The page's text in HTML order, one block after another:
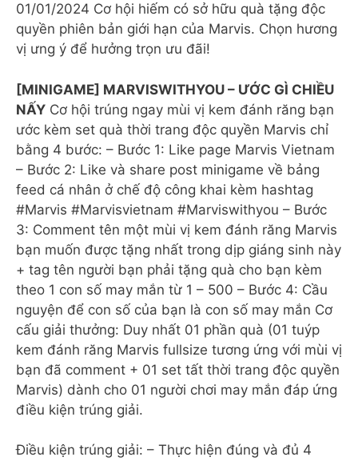
01/01/2024 Cơ hội hiếm có sở hữu quà tặng độc
quyền phiên bản giới hạn của Marvis. Chọn hương
vị ưng ý để hưởng trọn ưu đãi!
[MINIGAME] MARVISWITHYOU – ƯỚC GÌ CHIỀU
NẤY Cơ hội trúng ngay mùi vị kem đánh răng bạn
ước kèm set quà thời trang độc quyền Marvis chỉ
bằng 4 bước: – Bước 1: Like page Marvis Vietnam
– Bước 2: Like và share post minigame về bảng
feed cá nhân ở chế độ công khai kèm hashtag
#Marvis #Marvisvietnam #Marviswithyou – Bước
3: Comment tên một mùi vị kem đánh răng Marvis
bạn muốn được tặng nhất trong dịp giáng sinh này
+ tag tên người bạn phải tặng quà cho bạn kèm
theo 1 con số may mắn từ 1 – 500 – Bước 4: Cầu
nguyện để con số của bạn là con số may mắn Cơ
cấu giải thưởng: Duy nhất 01 phần quà (01 tuýp
kem đánh răng Marvis fullsize tương ứng với mùi vị
bạn đã comment + 01 set tất thời trang độc quyền
Marvis) dành cho 01 người chơi may mắn đáp ứng
điều kiện trúng giải.
Điều kiện trúng giải: – Thực hiện đúng và đủ 4